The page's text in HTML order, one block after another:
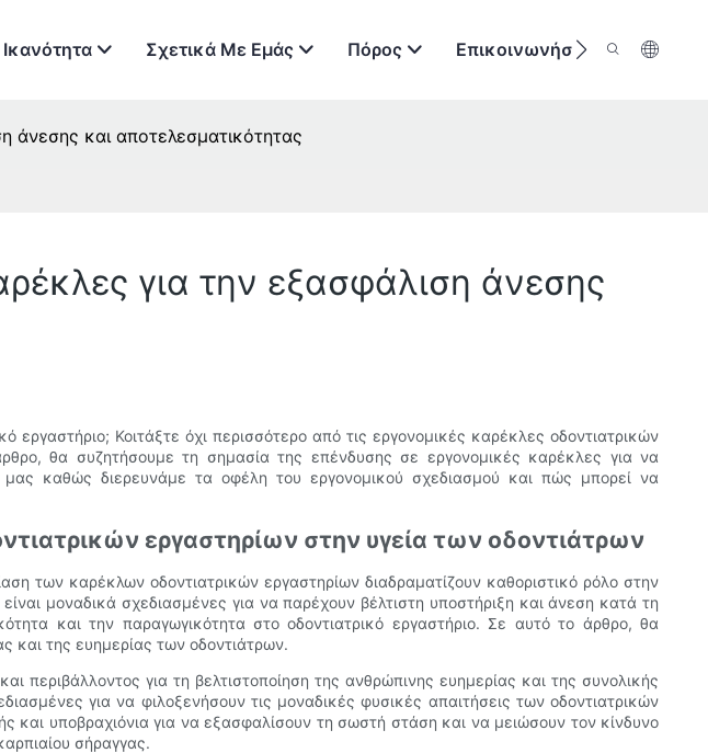
Ικανότητα Σχετικά Με Εμάς Πόρος Επικοινωνήστε Μαζί Μας
άνεσης και αποτελεσματικότητας
για την εξασφάλιση άνεσης
Κοιτάξτε όχι περισσότερο από τις εργονομικές καρέκλες οδοντιατρικών
θα συζητήσουμε τη σημασία της επένδυσης σε εργονομικές καρέκλες για να
καθώς διερευνάμε τα οφέλη του εργονομικού σχεδιασμού και πώς μπορεί να
εργαστηρίων στην υγεία των οδοντιάτρων
των καρέκλων οδοντιατρικών εργαστηρίων διαδραματίζουν καθοριστικό ρόλο στην
μοναδικά σχεδιασμένες για να παρέχουν βέλτιστη υποστήριξη και άνεση κατά τη
και την παραγωγικότητα στο οδοντιατρικό εργαστήριο. Σε αυτό το άρθρο, θα
και της ευημερίας των οδοντιάτρων.
για τη βελτιστοποίηση της ανθρώπινης ευημερίας και της συνολικής
για να φιλοξενήσουν τις μοναδικές φυσικές απαιτήσεις των οδοντιατρικών
και υποβραχιόνια για να εξασφαλίσουν τη σωστή στάση και να μειώσουν τον κίνδυνο
σήραγγας.